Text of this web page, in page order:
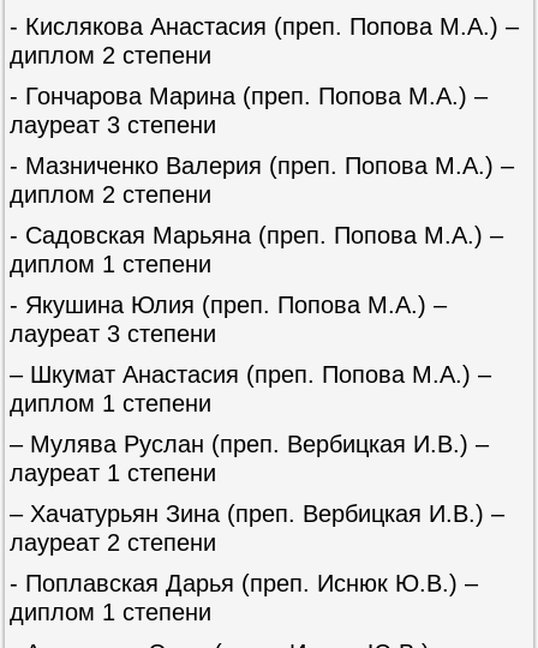
- Кислякова Анастасия (преп. Попова М.А.) –
диплом 2 степени
- Гончарова Марина (преп. Попова М.А.) –
лауреат 3 степени
- Мазниченко Валерия (преп. Попова М.А.) –
диплом 2 степени
- Садовская Марьяна (преп. Попова М.А.) –
диплом 1 степени
- Якушина Юлия (преп. Попова М.А.) –
лауреат 3 степени
– Шкумат Анастасия (преп. Попова М.А.) –
диплом 1 степени
– Мулява Руслан (преп. Вербицкая И.В.) –
лауреат 1 степени
– Хачатурьян Зина (преп. Вербицкая И.В.) –
лауреат 2 степени
- Поплавская Дарья (преп. Иснюк Ю.В.) –
диплом 1 степени